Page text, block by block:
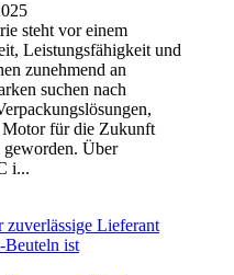
steht vor einem
Leistungsfähigkeit und
zunehmend an
suchen nach
für die Zukunft
Über
i...